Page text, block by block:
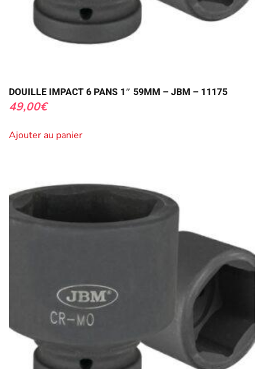
DOUILLE IMPACT 6 PANS 1″ 59MM – JBM – 11175
49,00€
Ajouter au panier